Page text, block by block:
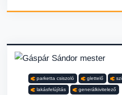
parketta csiszoló glettelő
lakásfelújítás generálkivitelező